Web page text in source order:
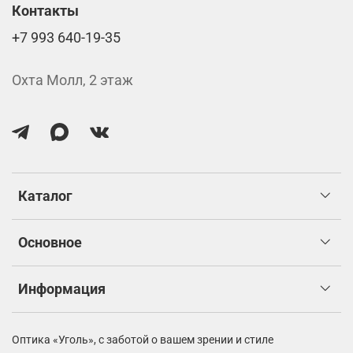
Каталог
Основное
Информация
Контакты
+7 993 640-19-35
Охта Молл, 2 этаж
Оптика «Уголь», с заботой о вашем зрении и стиле